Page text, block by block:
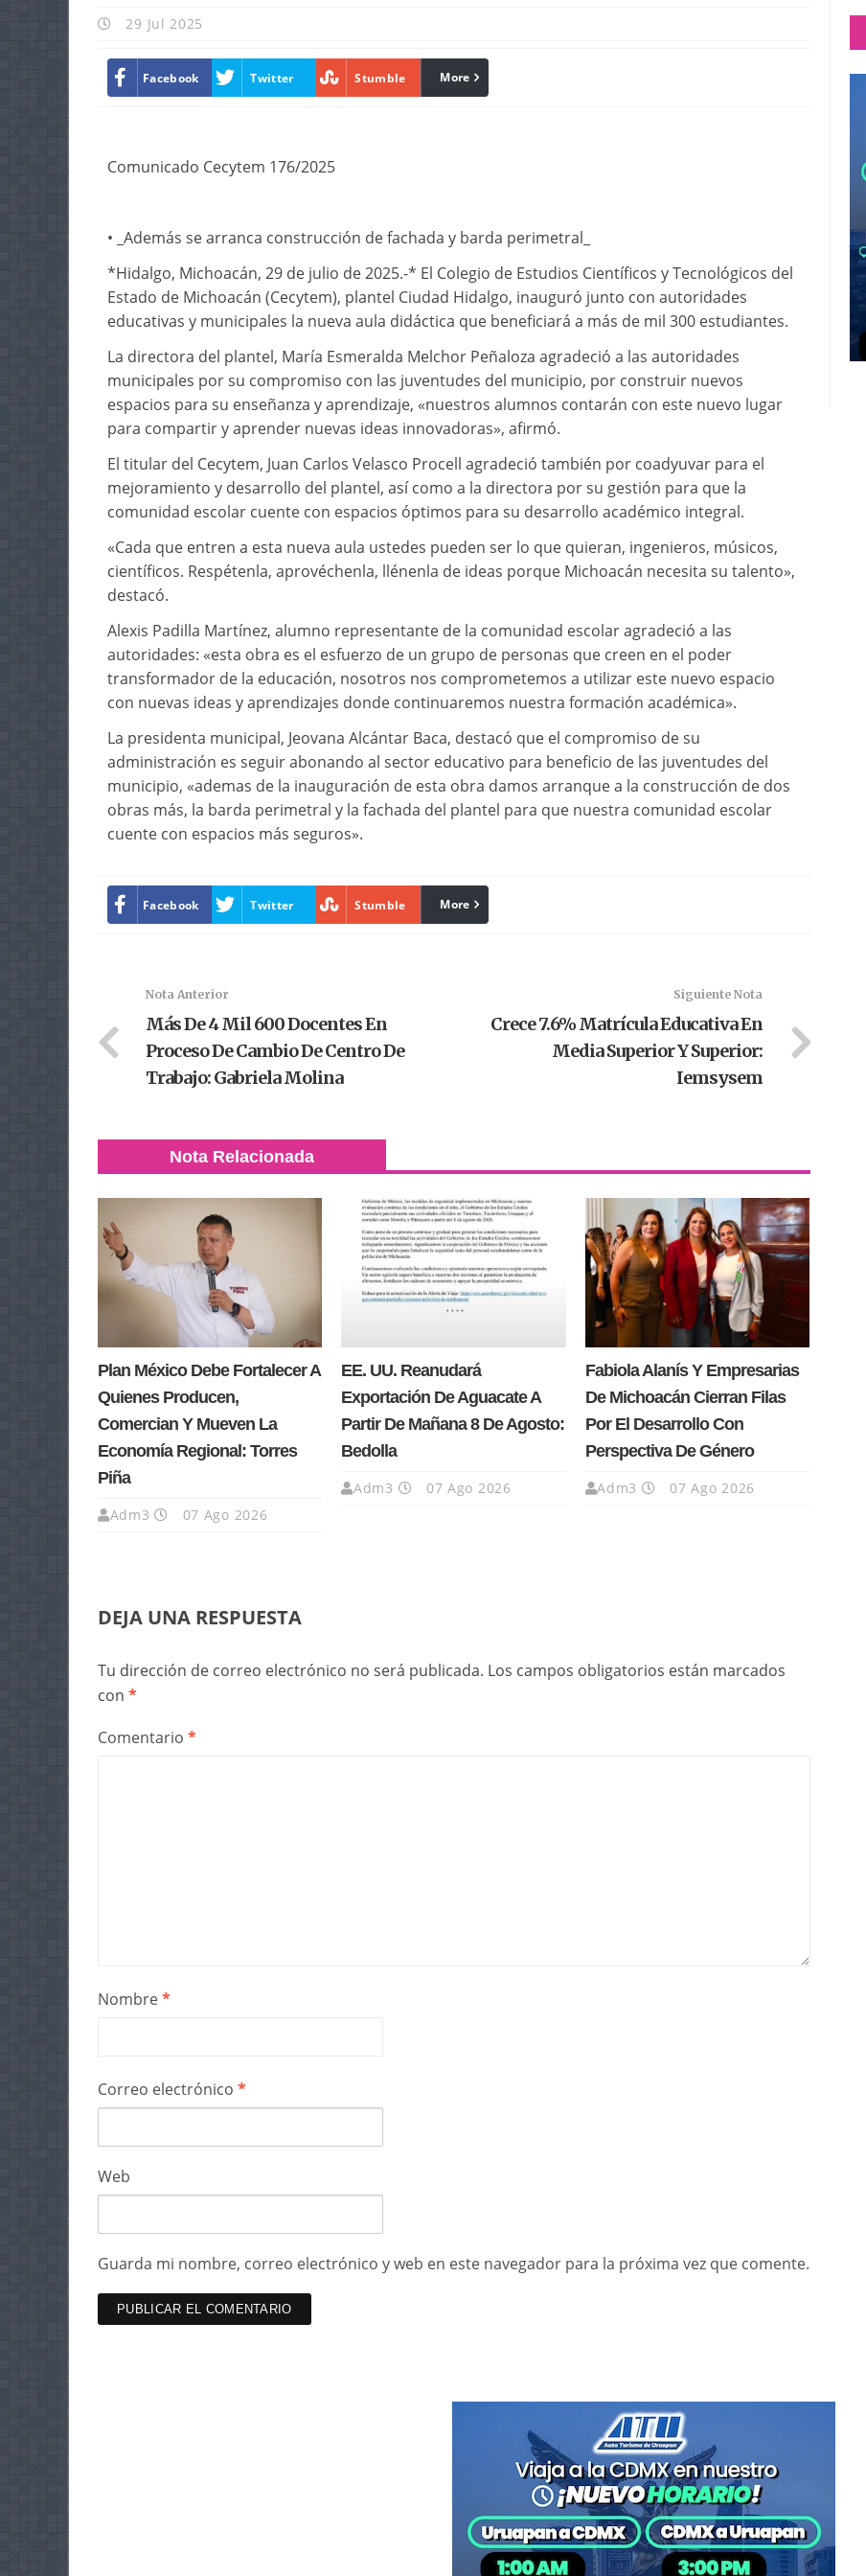
29 Jul 2025
Facebook Twitter Stumble linkedin
More
Comunicado Cecytem 176/2025
• _Además se arranca construcción de fachada y barda perimetral_
*Hidalgo, Michoacán, 29 de julio de 2025.-* El Colegio de Estudios Científicos y Tecnológicos del
Estado de Michoacán (Cecytem), plantel Ciudad Hidalgo, inauguró junto con autoridades
educativas y municipales la nueva aula didáctica que beneficiará a más de mil 300 estudiantes.
La directora del plantel, María Esmeralda Melchor Peñaloza agradeció a las autoridades
municipales por su compromiso con las juventudes del municipio, por construir nuevos
espacios para su enseñanza y aprendizaje, «nuestros alumnos contarán con este nuevo lugar
para compartir y aprender nuevas ideas innovadoras», afirmó.
El titular del Cecytem, Juan Carlos Velasco Procell agradeció también por coadyuvar para el
mejoramiento y desarrollo del plantel, así como a la directora por su gestión para que la
comunidad escolar cuente con espacios óptimos para su desarrollo académico integral.
«Cada que entren a esta nueva aula ustedes pueden ser lo que quieran, ingenieros, músicos,
científicos. Respétenla, aprovéchenla, llénenla de ideas porque Michoacán necesita su talento»,
destacó.
Alexis Padilla Martínez, alumno representante de la comunidad escolar agradeció a las
autoridades: «esta obra es el esfuerzo de un grupo de personas que creen en el poder
transformador de la educación, nosotros nos comprometemos a utilizar este nuevo espacio
con nuevas ideas y aprendizajes donde continuaremos nuestra formación académica».
La presidenta municipal, Jeovana Alcántar Baca, destacó que el compromiso de su
administración es seguir abonando al sector educativo para beneficio de las juventudes del
municipio, «ademas de la inauguración de esta obra damos arranque a la construcción de dos
obras más, la barda perimetral y la fachada del plantel para que nuestra comunidad escolar
cuente con espacios más seguros».
Facebook Twitter Stumble linkedin
More
Nota Anterior
Más De 4 Mil 600 Docentes En
Proceso De Cambio De Centro De
Trabajo: Gabriela Molina
Siguiente Nota
Crece 7.6% Matrícula Educativa En
Media Superior Y Superior:
Iemsysem
Nota Relacionada
Plan México Debe Fortalecer A
Quienes Producen,
Comercian Y Mueven La
Economía Regional: Torres
Piña
Adm3 07 Ago 2026
EE. UU. Reanudará
Exportación De Aguacate A
Partir De Mañana 8 De Agosto:
Bedolla
Adm3 07 Ago 2026
Fabiola Alanís Y Empresarias
De Michoacán Cierran Filas
Por El Desarrollo Con
Perspectiva De Género
Adm3 07 Ago 2026
DEJA UNA RESPUESTA
Tu dirección de correo electrónico no será publicada. Los campos obligatorios están marcados
con *
Comentario *
Nombre*
Correo electrónico *
Web
Guarda mi nombre, correo electrónico y web en este navegador para la próxima vez que comente.